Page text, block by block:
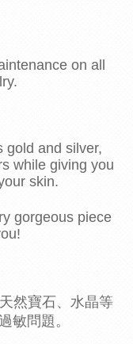
on all
gold and silver,
while giving you
skin.
gorgeous piece
然寶石、水晶等
敏問題。